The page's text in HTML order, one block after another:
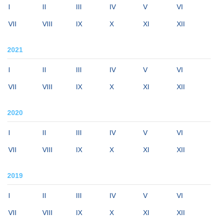
I II III IV V VI
VII VIII IX X XI XII
2021
I II III IV V VI
VII VIII IX X XI XII
2020
I II III IV V VI
VII VIII IX X XI XII
2019
I II III IV V VI
VII VIII IX X XI XII